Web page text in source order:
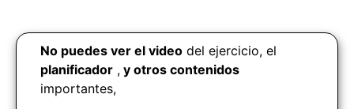
No puedes ver el video del ejercicio, el
planificador , y otros contenidos
importantes,